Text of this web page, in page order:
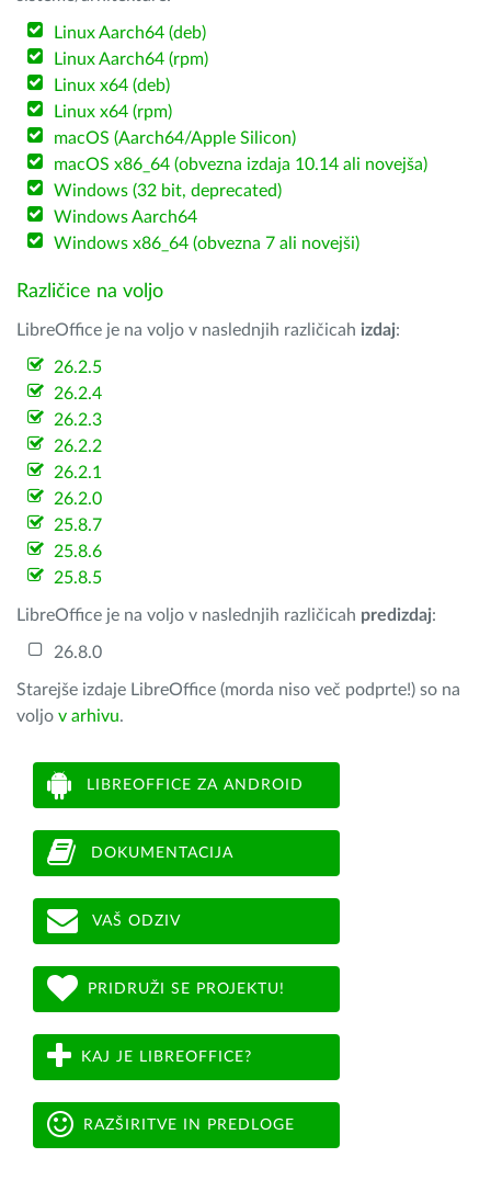
Linux Aarch64 (deb)
Linux Aarch64 (rpm)
Linux x64 (deb)
Linux x64 (rpm)
macOS (Aarch64/Apple Silicon)
macOS x86_64 (obvezna izdaja 10.14 ali novejša)
Windows (32 bit, deprecated)
Windows Aarch64
Windows x86_64 (obvezna 7 ali novejši)
Različice na voljo
LibreOffice je na voljo v naslednjih različicah izdaj:
26.2.5
26.2.4
26.2.3
26.2.2
26.2.1
26.2.0
25.8.7
25.8.6
25.8.5
LibreOffice je na voljo v naslednjih različicah predizdaj:
26.8.0
Starejše izdaje LibreOffice (morda niso več podprte!) so na
voljo v arhivu.
LIBREOFFICE ZA ANDROID
DOKUMENTACIJA
VAŠ ODZIV
PRIDRUŽI SE PROJEKTU!
KAJ JE LIBREOFFICE?
RAZŠIRITVE IN PREDLOGE